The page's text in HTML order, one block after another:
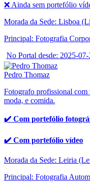
❌ Ainda sem portefólio
Morada da Sede: Lisboa
Principal: Fotografia
No Portal desde: 2025-07-
Pedro Thomaz
Fotografo profissional com
moda, e comida.
✔️ Com portefólio
✔️ Com portefólio vídeo
Morada da Sede: Leiria
Principal: Fotografia